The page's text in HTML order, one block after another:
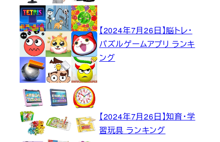
【2024年7月26日】脳トレ・
パズルゲームアプリ ランキ
ング
【2024年7月26日】知育・学
習玩具 ランキング